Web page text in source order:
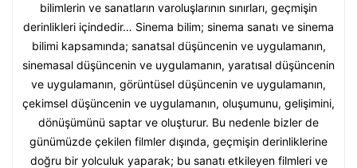
bilimlerin ve sanatların varoluşlarının sınırları, geçmişin
derinlikleri içindedir… Sinema bilim; sinema sanatı ve sinema
bilimi kapsamında; sanatsal düşüncenin ve uygulamanın,
sinemasal düşüncenin ve uygulamanın, yaratısal düşüncenin
ve uygulamanın, görüntüsel düşüncenin ve uygulamanın,
çekimsel düşüncenin ve uygulamanın, oluşumunu, gelişimini,
dönüşümünü saptar ve oluşturur. Bu nedenle bizler de
günümüzde çekilen filmler dışında, geçmişin derinliklerine
doğru bir yolculuk yaparak; bu sanatı etkileyen filmleri ve